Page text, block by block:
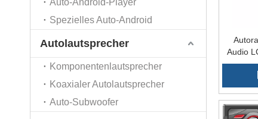
Auto-Android-Player
Spezielles Auto-Android
Autolautsprecher
Komponentenlautsprecher
Koaxialer Autolautsprecher
Auto-Subwoofer
Audio
Auto